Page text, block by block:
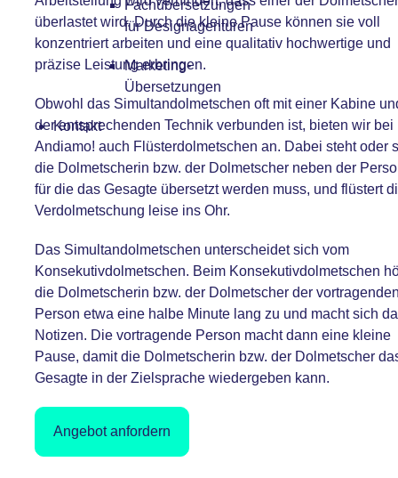
Fachübersetzungen
für Designagenturen
Marketing-
Übersetzungen
Kontakt
überlastet wird. Durch die kleine Pause können sie voll
konzentriert arbeiten und eine qualitativ hochwertige und
präzise Leistung erbringen.
Obwohl das Simultandolmetschen oft mit einer Kabine
der entsprechenden Technik verbunden ist, bieten wir bei
Andiamo! auch Flüsterdolmetschen an. Dabei steht oder
die Dolmetscherin bzw. der Dolmetscher neben der
für die das Gesagte übersetzt werden muss, und flüstert
Verdolmetschung leise ins Ohr.
Das Simultandolmetschen unterscheidet sich vom
Konsekutivdolmetschen. Beim Konsekutivdolmetschen
die Dolmetscherin bzw. der Dolmetscher der
Person etwa eine halbe Minute lang zu und macht sich
Notizen. Die vortragende Person macht dann eine kleine
Pause, damit die Dolmetscherin bzw. der Dolmetscher
Gesagte in der Zielsprache wiedergeben kann.
Angebot anfordern